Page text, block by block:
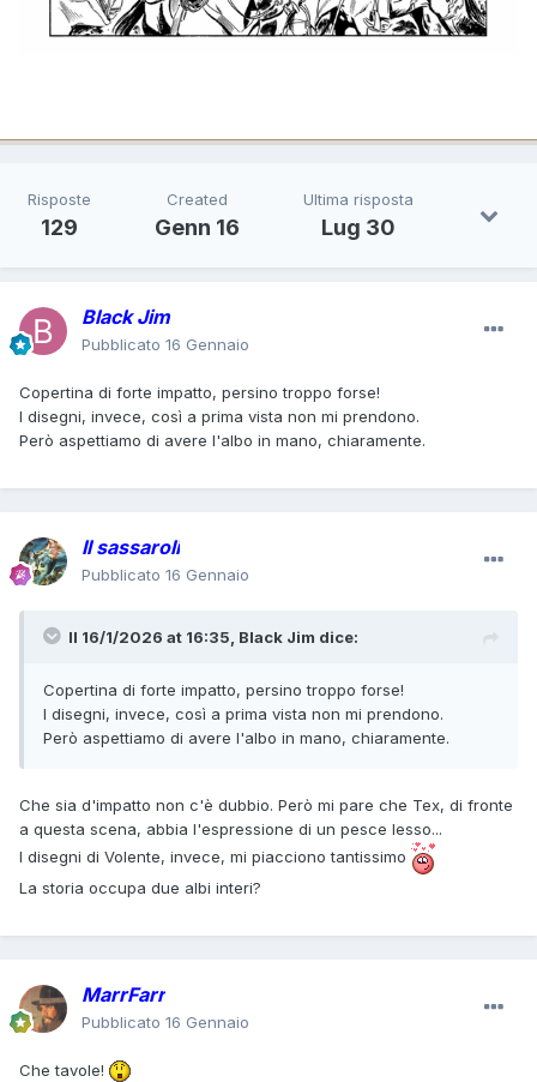
Risposte
129
Created
Genn 16
Ultima risposta
Lug 30
Black Jim
Pubblicato 16 Gennaio
Copertina di forte impatto, persino troppo forse!
I disegni, invece, così a prima vista non mi prendono.
Però aspettiamo di avere l'albo in mano, chiaramente.
Il sassaroli
Pubblicato 16 Gennaio
Il 16/1/2026 at 16:35, Black Jim dice:
Copertina di forte impatto, persino troppo forse!
I disegni, invece, così a prima vista non mi prendono.
Però aspettiamo di avere l'albo in mano, chiaramente.
Che sia d'impatto non c'è dubbio. Però mi pare che Tex, di fronte
a questa scena, abbia l'espressione di un pesce lesso...
I disegni di Volente, invece, mi piacciono tantissimo
La storia occupa due albi interi?
MarrFarr
Pubblicato 16 Gennaio
Che tavole!